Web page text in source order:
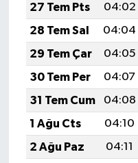
27 Tem Pts
04:02
28 Tem Sal
04:04
29 Tem Çar
04:05
30 Tem Per
04:07
31 Tem Cum
04:08
1 Ağu Cts
04:10
2 Ağu Paz
04:11